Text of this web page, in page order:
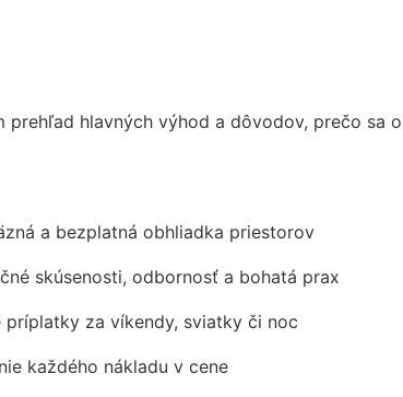
hlavných výhod a dôvodov, prečo sa
a bezplatná obhliadka priestorov
skúsenosti, odbornosť a bohatá prax
príplatky za víkendy, sviatky či noc
každého nákladu v cene